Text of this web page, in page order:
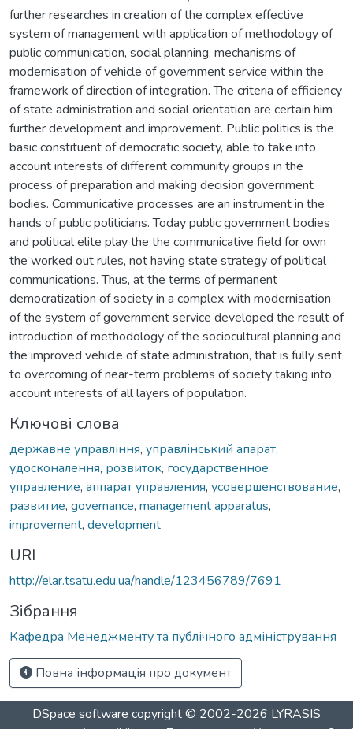
further researches in creation of the complex effective
system of management with application of methodology of
public communication, social planning, mechanisms of
modernisation of vehicle of government service within the
framework of direction of integration. The criteria of efficiency
of state administration and social orientation are certain him
further development and improvement. Public politics is the
basic constituent of democratic society, able to take into
account interests of different community groups in the
process of preparation and making decision government
bodies. Communicative processes are an instrument in the
hands of public politicians. Today public government bodies
and political elite play the the communicative field for own
the worked out rules, not having state strategy of political
communications. Thus, at the terms of permanent
democratization of society in a complex with modernisation
of the system of government service developed the result of
introduction of methodology of the sociocultural planning and
the improved vehicle of state administration, that is fully sent
to overcoming of near-term problems of society taking into
account interests of all layers of population.
Ключові слова
державне управління, управлінський апарат,
удосконалення, розвиток, государственное
управление, аппарат управления, усовершенствование,
развитие, governance, management apparatus,
improvement, development
URI
http://elar.tsatu.edu.ua/handle/123456789/7691
Зібрання
Кафедра Менеджменту та публічного адміністрування
Повна інформація про документ
DSpace software copyright © 2002-2026 LYRASIS